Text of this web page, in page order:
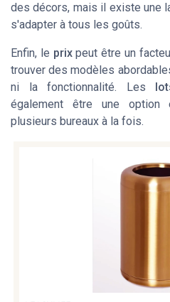
des décors, mais il existe une
s'adapter à tous les goûts.
Enfin, le prixpeut être un
trouver des modèles
ni la fonctionnalité. Les
également être une option
plusieurs bureaux à la fois.